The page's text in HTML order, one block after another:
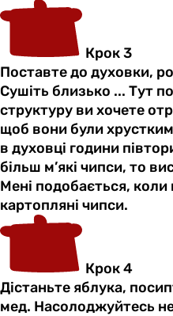
Крок 3
Поставте до духовки,
Сушіть близько ... Тут
структуру ви хочете
щоб вони були
в духовці години
більш м’які чипси, то
Мені подобається,
картопляні чипси.
Крок 4
Дістаньте яблука,
мед. Насолоджуйтесь